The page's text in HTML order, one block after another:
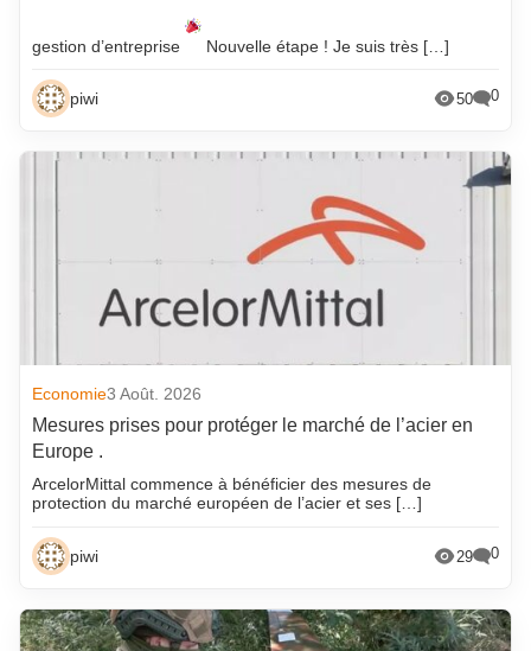
gestion d’entreprise Nouvelle étape ! Je suis très […]
piwi 50 0
Economie3 Août. 2026
Mesures prises pour protéger le marché de l’acier en
Europe .
ArcelorMittal commence à bénéficier des mesures de
protection du marché européen de l’acier et ses […]
piwi 29 0